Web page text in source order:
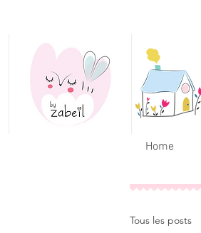
Home
Tous les posts